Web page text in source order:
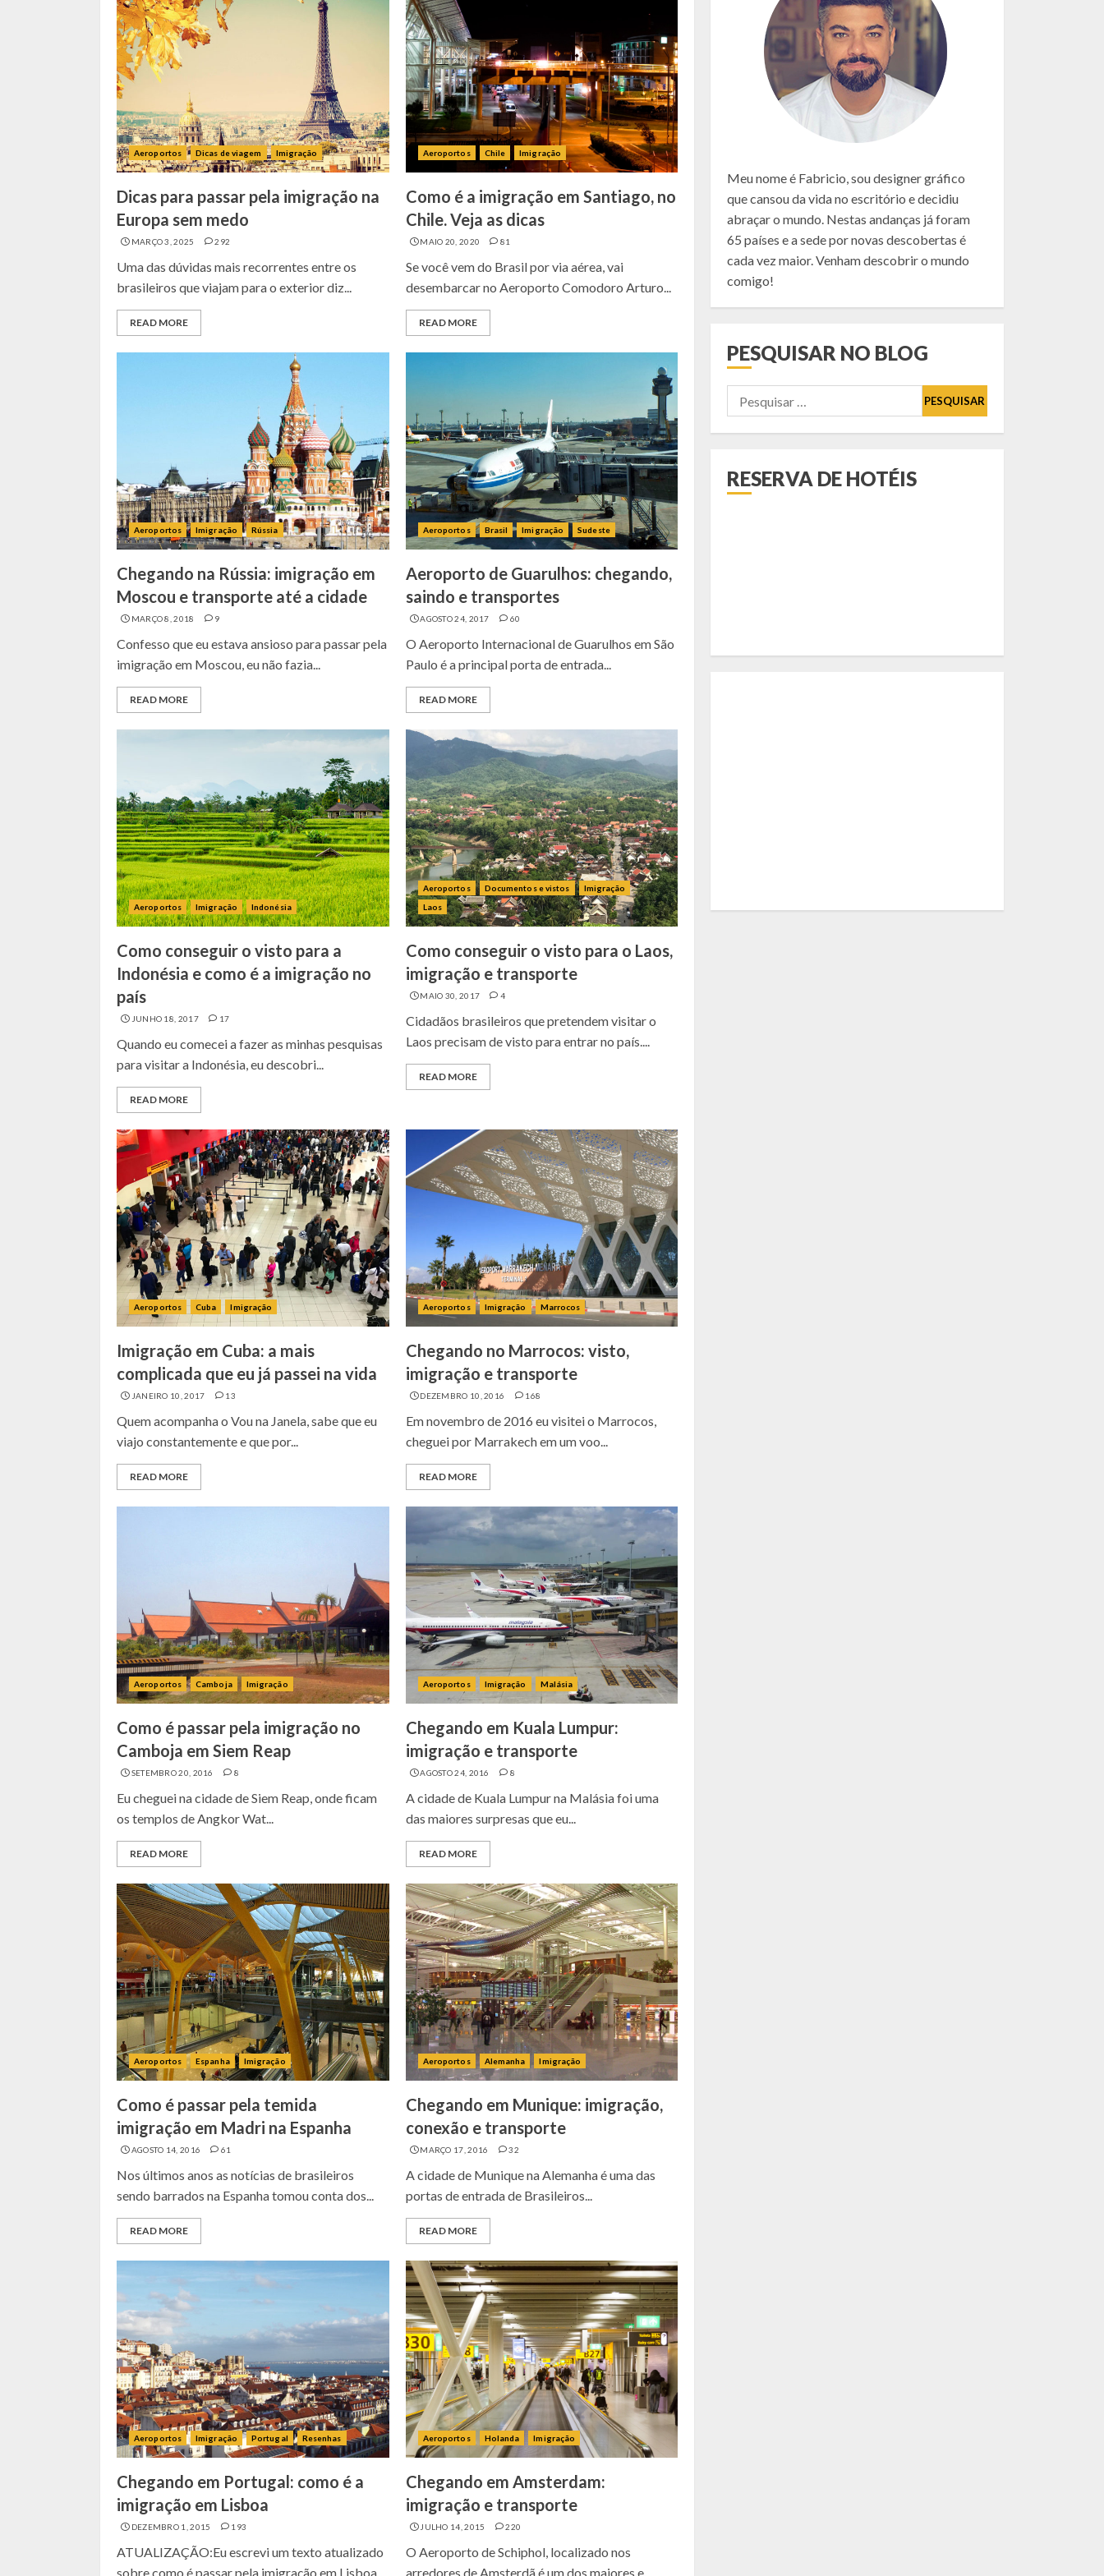
Aeroportos Dicas de viagem Imigração
Dicas para passar pela imigração na
Europa sem medo
MARÇO 3, 2025 292
Uma das dúvidas mais recorrentes entre os
brasileiros que viajam para o exterior diz...
READ MORE
Aeroportos Chile Imigração
Como é a imigração em Santiago, no
Chile. Veja as dicas
MAIO 20, 2020 81
Se você vem do Brasil por via aérea, vai
desembarcar no Aeroporto Comodoro Arturo...
READ MORE
Aeroportos Imigração Rússia
Chegando na Rússia: imigração em
Moscou e transporte até a cidade
MARÇO 8, 2018 9
Confesso que eu estava ansioso para passar pela
imigração em Moscou, eu não fazia...
READ MORE
Aeroportos Brasil Imigração Sudeste
Aeroporto de Guarulhos: chegando,
saindo e transportes
AGOSTO 24, 2017 60
O Aeroporto Internacional de Guarulhos em São
Paulo é a principal porta de entrada...
READ MORE
Aeroportos Imigração Indonésia
Como conseguir o visto para a
Indonésia e como é a imigração no
país
JUNHO 18, 2017 17
Quando eu comecei a fazer as minhas pesquisas
para visitar a Indonésia, eu descobri...
READ MORE
Aeroportos Documentos e vistos
Imigração
Laos
Como conseguir o visto para o Laos,
imigração e transporte
MAIO 30, 2017 4
Cidadãos brasileiros que pretendem visitar o
Laos precisam de visto para entrar no país....
READ MORE
Aeroportos Cuba Imigração
Imigração em Cuba: a mais
complicada que eu já passei na vida
JANEIRO 10, 2017 13
Quem acompanha o Vou na Janela, sabe que eu
viajo constantemente e que por...
READ MORE
Aeroportos Imigração Marrocos
Chegando no Marrocos: visto,
imigração e transporte
DEZEMBRO 10, 2016 168
Em novembro de 2016 eu visitei o Marrocos,
cheguei por Marrakech em um voo...
READ MORE
Aeroportos Camboja Imigração
Como é passar pela imigração no
Camboja em Siem Reap
SETEMBRO 20, 2016 8
Eu cheguei na cidade de Siem Reap, onde ficam
os templos de Angkor Wat...
READ MORE
Aeroportos Imigração Malásia
Chegando em Kuala Lumpur:
imigração e transporte
AGOSTO 24, 2016 8
A cidade de Kuala Lumpur na Malásia foi uma
das maiores surpresas que eu...
READ MORE
Aeroportos Espanha Imigração
Como é passar pela temida
imigração em Madri na Espanha
AGOSTO 14, 2016 61
Nos últimos anos as notícias de brasileiros
sendo barrados na Espanha tomou conta dos...
READ MORE
Aeroportos Alemanha Imigração
Chegando em Munique: imigração,
conexão e transporte
MARÇO 17, 2016 32
A cidade de Munique na Alemanha é uma das
portas de entrada de Brasileiros...
READ MORE
Aeroportos Imigração Portugal Resenhas
Chegando em Portugal: como é a
imigração em Lisboa
DEZEMBRO 1, 2015 193
ATUALIZAÇÃO:Eu escrevi um texto atualizado
sobre como é passar pela imigração em Lisboa
Aeroportos Holanda Imigração
Chegando em Amsterdam:
imigração e transporte
JULHO 14, 2015 220
O Aeroporto de Schiphol, localizado nos
arredores de Amsterdã é um dos maiores e...
Meu nome é Fabricio, sou designer gráfico
que cansou da vida no escritório e decidiu
abraçar o mundo. Nestas andanças já foram
65 países e a sede por novas descobertas é
cada vez maior. Venham descobrir o mundo
comigo!
PESQUISAR NO BLOG
Pesquisar
por:
RESERVA DE HOTÉIS